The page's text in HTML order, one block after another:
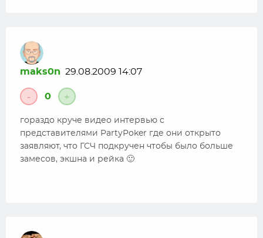
maks0n 29.08.2009 14:07
- 0 +
гораздо круче видео интервью с
представителями PartyPoker где они открыто
заявляют, что ГСЧ подкручен чтобы было больше
замесов, экшна и рейка 🙂